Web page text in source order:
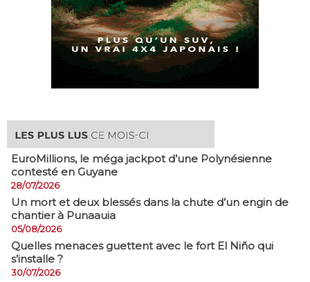
EuroMillions, ​le méga jackpot d’une Polynésienne
contesté en Guyane
28/07/2026
​Un mort et deux blessés dans la chute d’un engin de
chantier à Punaauia
05/08/2026
Quelles menaces guettent avec le fort El Niño qui
s’installe ?
30/07/2026